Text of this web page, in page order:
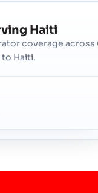
Haiti
coverage across
Haiti.